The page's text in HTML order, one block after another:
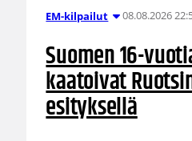
EM-kilpailut 08.08.2026
Suomen 16-
kaatoivat
esityksellä